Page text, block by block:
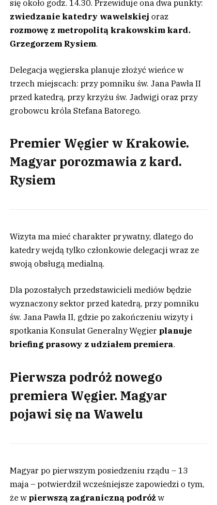
się około godz. 14.30. Przewiduje ona dwa punkty:
zwiedzanie katedry wawelskiej oraz
rozmowę z metropolitą krakowskim kard.
Grzegorzem Rysiem.
Delegacja węgierska planuje złożyć wieńce w
trzech miejscach: przy pomniku św. Jana Pawła II
przed katedrą, przy krzyżu św. Jadwigi oraz przy
grobowcu króla Stefana Batorego.
Premier Węgier w Krakowie.
Magyar porozmawia z kard.
Rysiem
Wizyta ma mieć charakter prywatny, dlatego do
katedry wejdą tylko członkowie delegacji wraz ze
swoją obsługą medialną.
Dla pozostałych przedstawicieli mediów będzie
wyznaczony sektor przed katedrą, przy pomniku
św. Jana Pawła II, gdzie po zakończeniu wizyty i
spotkania Konsulat Generalny Węgier planuje
briefing prasowy z udziałem premiera.
Pierwsza podróż nowego
premiera Węgier. Magyar
pojawi się na Wawelu
Magyar po pierwszym posiedzeniu rządu – 13
maja – potwierdził wcześniejsze zapowiedzi o tym,
że w pierwszą zagraniczną podróżw